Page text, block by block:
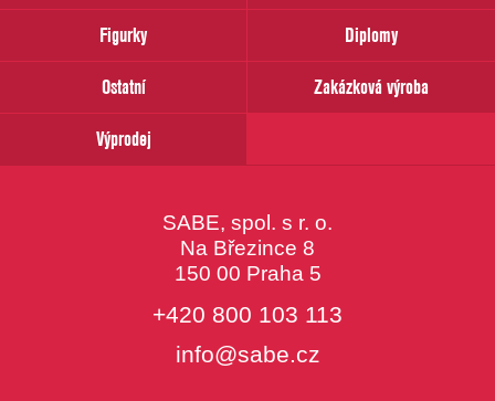
email
Figurky
Diplomy
Ostatní
Zakázková výroba
Výprodej
SABE, spol. s r. o.
Na Březince 8
150 00 Praha 5
+420 800 103 113
info@sabe.cz